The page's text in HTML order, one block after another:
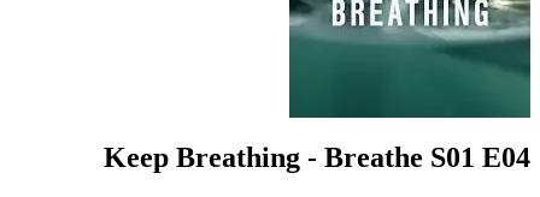
Keep Breathing - Breathe S01 E04